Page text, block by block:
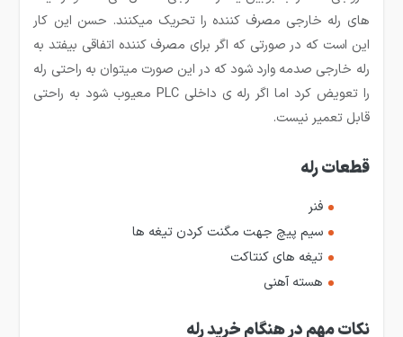
های رله خارجی مصرف کننده را تحریک می­کنند. حسن این کار
این است که در صورتی که اگر برای مصرف کننده اتفاقی بیفتد به
رله خارجی صدمه وارد شود که در این صورت می­توان به راحتی رله
را تعویض کرد اما اگر رله­ ی داخلی PLC معیوب شود به راحتی
قابل تعمیر نیست.
قطعات رله
فنر
سیم پیچ جهت مگنت کردن تیغه ها
تیغه های کنتاکت
هسته آهنی
نکات مهم در هنگام خرید رله